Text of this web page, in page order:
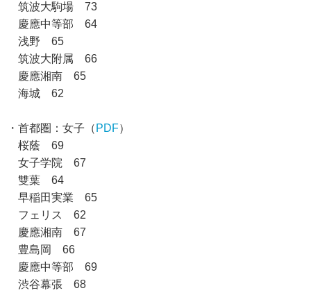
筑波大駒場 73
慶應中等部 64
浅野 65
筑波大附属 66
慶應湘南 65
海城 62
・首都圏：女子（ PDF）
桜蔭 69
女子学院 67
雙葉 64
早稲田実業 65
フェリス 62
慶應湘南 67
豊島岡 66
慶應中等部 69
渋谷幕張 68